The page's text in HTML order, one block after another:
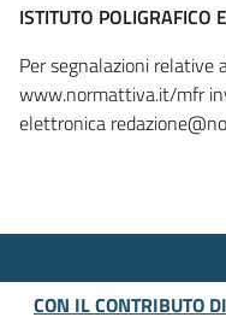
ISTITUTO POLIGRAFICO
Per segnalazioni
www.normattiva.it/mfr
elettronica reda
CON IL CONTRIBUTO DI